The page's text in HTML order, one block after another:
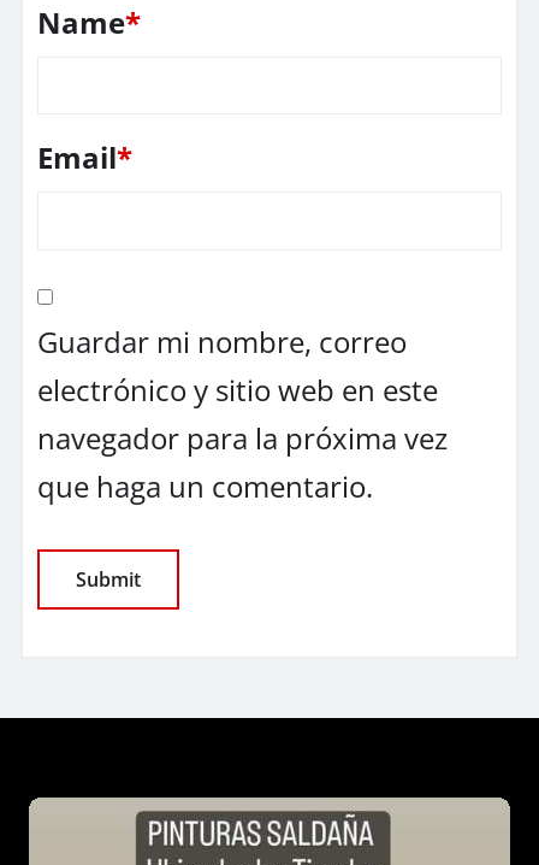
Name*
Email*
Guardar mi nombre, correo
electrónico y sitio web en este
navegador para la próxima vez
que haga un comentario.